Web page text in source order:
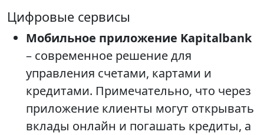
Цифровые сервисы
Мобильное приложение Kapitalbank
– современное решение для
управления счетами, картами и
кредитами. Примечательно, что через
приложение клиенты могут открывать
вклады онлайн и погашать кредиты, а